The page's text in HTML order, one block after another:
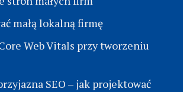
małą lokalną firmę
Web Vitals przy tworzeniu
SEO – jak projektować